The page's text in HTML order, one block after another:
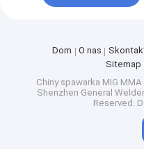
Dom O nas
Sitemap
Chiny spawarka MIG
Shenzhen General
Reserved.